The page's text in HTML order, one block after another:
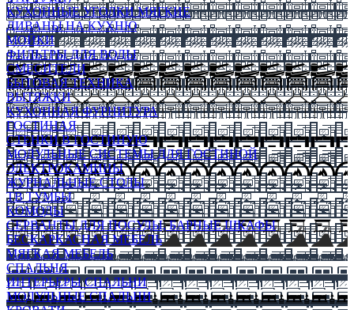
КУХОННЫЕ УГОЛКИ МЯГКИЕ
ДИВАНЫ НА КУХНЮ
МОЙКИ
ФИЛЬТРЫ ДЛЯ ВОДЫ
СМЕСИТЕЛИ
БЫТОВАЯ ТЕХНИКА
ВЫТЯЖКИ
КУХОННАЯ ФУРНИТУРА
ГОСТИНАЯ
СТЕНКИ В ГОСТИНУЮ
МОДУЛЬНЫЕ СИСТЕМЫ ДЛЯ ГОСТИНОЙ
ЭЛЕКТРОКАМИНЫ
ЖУРНАЛЬНЫЕ СТОЛЫ
ТВ ТУМБЫ
КОМОДЫ
СЕРВАНТЫ ДЛЯ ПОСУДЫ, БАРНЫЕ ШКАФЫ
БЕСКАРКАСНАЯ МЕБЕЛЬ
МЯГКАЯ МЕБЕЛЬ
СПАЛЬНЯ
ИНТЕРЬЕРЫ СПАЛЬНИ
МОДУЛЬНЫЕ СПАЛЬНИ